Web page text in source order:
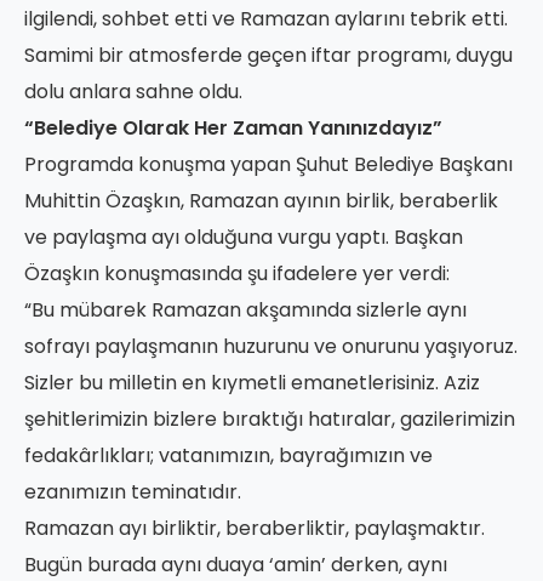
ilgilendi, sohbet etti ve Ramazan aylarını tebrik etti.
Samimi bir atmosferde geçen iftar programı, duygu
dolu anlara sahne oldu.
“Belediye Olarak Her Zaman Yanınızdayız”
Programda konuşma yapan Şuhut Belediye Başkanı
Muhittin Özaşkın, Ramazan ayının birlik, beraberlik
ve paylaşma ayı olduğuna vurgu yaptı. Başkan
Özaşkın konuşmasında şu ifadelere yer verdi:
“Bu mübarek Ramazan akşamında sizlerle aynı
sofrayı paylaşmanın huzurunu ve onurunu yaşıyoruz.
Sizler bu milletin en kıymetli emanetlerisiniz. Aziz
şehitlerimizin bizlere bıraktığı hatıralar, gazilerimizin
fedakârlıkları; vatanımızın, bayrağımızın ve
ezanımızın teminatıdır.
Ramazan ayı birliktir, beraberliktir, paylaşmaktır.
Bugün burada aynı duaya ‘amin’ derken, aynı